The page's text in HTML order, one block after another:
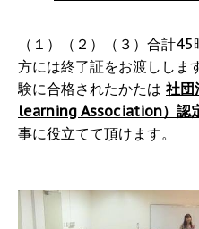
（１）（２）（３）合計
方には終了証をお渡ししま
験に合格されたかたは 社団
learning Association）認
事に役立てて頂けます。